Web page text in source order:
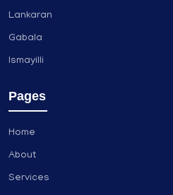
Lankaran
Gabala
Ismayilli
Pages
Home
About
Services